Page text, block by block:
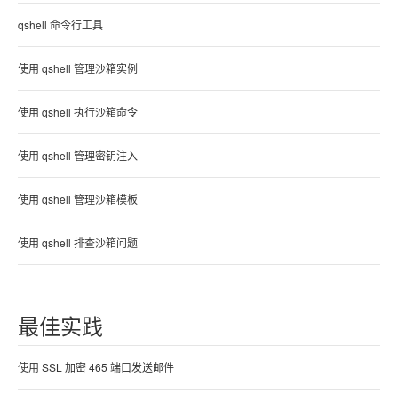
qshell 命令行工具
使用 qshell 管理沙箱实例
使用 qshell 执行沙箱命令
使用 qshell 管理密钥注入
使用 qshell 管理沙箱模板
使用 qshell 排查沙箱问题
最佳实践
使用 SSL 加密 465 端口发送邮件